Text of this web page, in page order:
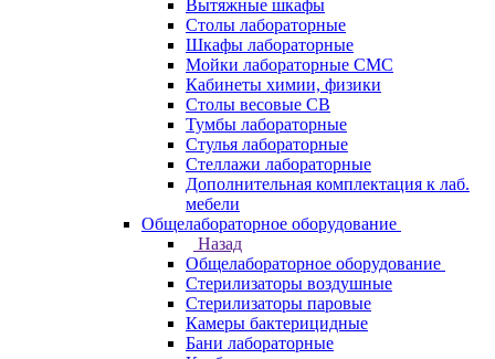
Вытяжные шкафы
Столы лабораторные
Шкафы лабораторные
Мойки лабораторные СМС
Кабинеты химии, физики
Столы весовые СВ
Тумбы лабораторные
Стулья лабораторные
Стеллажи лабораторные
Дополнительная комплектация к лаб.
мебели
Общелабораторное оборудование
Назад
Общелабораторное оборудование
Стерилизаторы воздушные
Стерилизаторы паровые
Камеры бактерицидные
Бани лабораторные